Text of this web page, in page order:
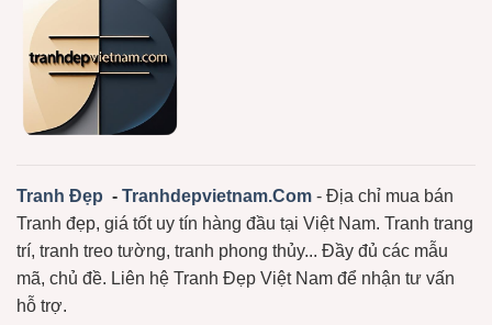
Tranh Đẹp - Tranhdepvietnam.Com - Địa chỉ mua bán
Tranh đẹp, giá tốt uy tín hàng đầu tại Việt Nam. Tranh trang
trí, tranh treo tường, tranh phong thủy... Đầy đủ các mẫu
mã, chủ đề. Liên hệ Tranh Đẹp Việt Nam để nhận tư vấn
hỗ trợ.